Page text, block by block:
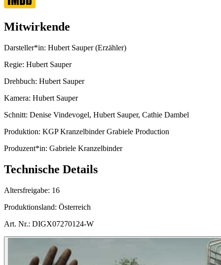
Mitwirkende
Darsteller*in: Hubert Sauper (Erzähler)
Regie: Hubert Sauper
Drehbuch: Hubert Sauper
Kamera: Hubert Sauper
Schnitt: Denise Vindevogel, Hubert Sauper, Cathie Dambel
Produktion: KGP Kranzelbinder Grabiele Production
Produzent*in: Gabriele Kranzelbinder
Technische Details
Altersfreigabe: 16
Produktionsland: Österreich
Art. Nr.: DIGX07270124-W